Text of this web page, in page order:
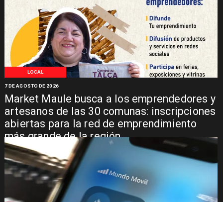
LOCAL
Market Maule busca a los emprendedores y
artesanos de las 30 comunas: inscripciones
abiertas para la red de emprendimiento
más grande de la región
7 DE AGOSTO DE 2026